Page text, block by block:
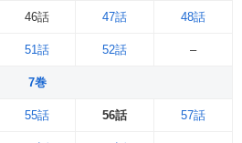
46話 47話 48話
51話 52話 –
7巻
55話 56話 57話